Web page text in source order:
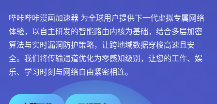
哔咔哔咔漫画加速器 为全球用户提供下一代虚拟专属网络
体验，以自主研发的智能路由内核为基础，结合多层加密
算法与实时漏洞防护策略，让跨地域数据穿梭高速且安
全。我们将传输通道优化为零感知级别，让您的工作、娱
乐、学习时刻与网络自由紧密相连。